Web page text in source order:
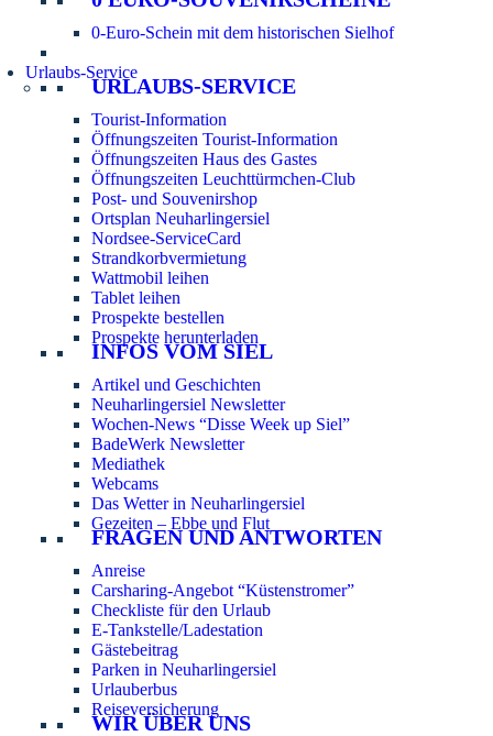
0-Euro-Schein mit dem historischen Sielhof
Urlaubs-Service
URLAUBS-SERVICE
Tourist-Information
Öffnungszeiten Tourist-Information
Öffnungszeiten Haus des Gastes
Öffnungszeiten Leuchttürmchen-Club
Post- und Souvenirshop
Ortsplan Neuharlingersiel
Nordsee-ServiceCard
Strandkorbvermietung
Wattmobil leihen
Tablet leihen
Prospekte bestellen
Prospekte herunterladen
INFOS VOM SIEL
Artikel und Geschichten
Neuharlingersiel Newsletter
Wochen-News “Disse Week up Siel”
BadeWerk Newsletter
Mediathek
Webcams
Das Wetter in Neuharlingersiel
Gezeiten – Ebbe und Flut
FRAGEN UND ANTWORTEN
Anreise
Carsharing-Angebot “Küstenstromer”
Checkliste für den Urlaub
E-Tankstelle/Ladestation
Gästebeitrag
Parken in Neuharlingersiel
Urlauberbus
Reiseversicherung
WIR ÜBER UNS